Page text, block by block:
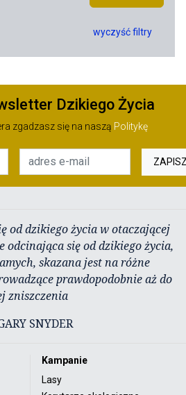
wyczyść filtry
Dzikiego Życia
zgadzasz się na naszą Politykę
od dzikiego życia w otaczającej
odcinająca się od dzikiego życia,
skazana jest na różne
prawdopodobnie aż do
zniszczenia
SNYDER
Kampanie
Lasy